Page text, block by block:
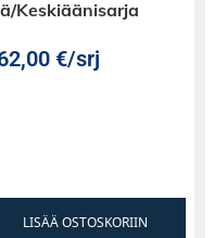
Keskiäänisarja
€/srj
LISÄÄ OSTOSKORIIN